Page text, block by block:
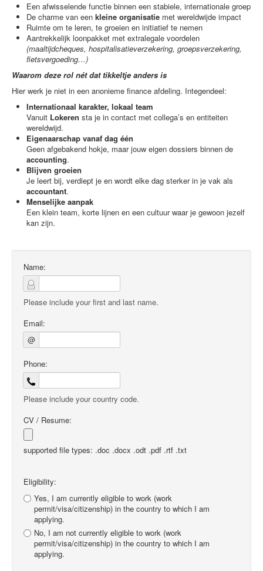
Een afwisselende functie binnen een stabiele, internationale groep
De charme van een kleine organisatie met wereldwijde impact
Ruimte om te leren, te groeien en initiatief te nemen
Aantrekkelijk loonpakket met extralegale voordelen
(maaltijdcheques, hospitalisatieverzekering, groepsverzekering,
fietsvergoeding…)
Waarom deze rol nét dat tikkeltje anders is
Hier werk je niet in een anonieme finance afdeling. Integendeel:
Internationaal karakter, lokaal team
Vanuit Lokeren sta je in contact met collega’s en entiteiten
wereldwijd.
Eigenaarschap vanaf dag één
Geen afgebakend hokje, maar jouw eigen dossiers binnen de
accounting.
Blijven groeien
Je leert bij, verdiept je en wordt elke dag sterker in je vak als
accountant.
Menselijke aanpak
Een klein team, korte lijnen en een cultuur waar je gewoon jezelf
kan zijn.
Name:
Please include your first and last name.
Email:
@
Phone:
Please include your country code.
CV / Resume:
supported file types: .doc .docx .odt .pdf .rtf .txt
Eligibility:
Yes, I am currently eligible to work (work
permit/visa/citizenship) in the country to which I am
applying.
No, I am not currently eligible to work (work
permit/visa/citizenship) in the country to which I am
applying.